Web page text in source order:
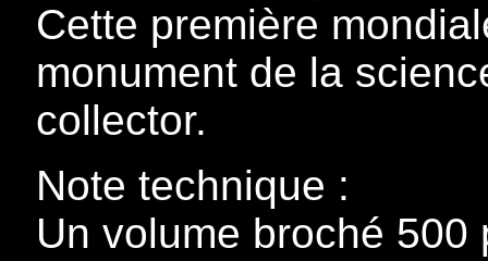
Cette première
monument de la
collector.
Note technique :
Un volume broché